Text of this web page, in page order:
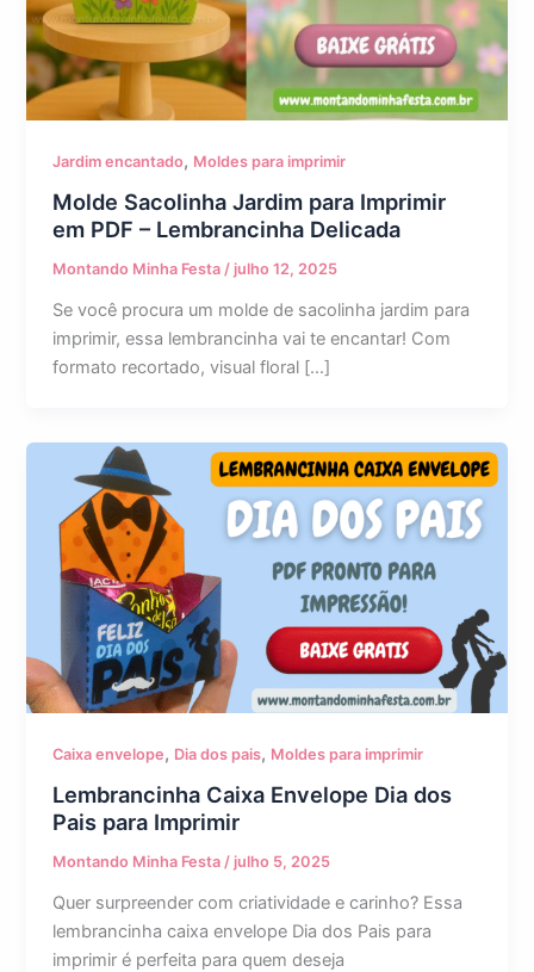
Jardim encantado, Moldes para imprimir
Molde Sacolinha Jardim para Imprimir
em PDF – Lembrancinha Delicada
Montando Minha Festa/ julho 12, 2025
Se você procura um molde de sacolinha jardim para
imprimir, essa lembrancinha vai te encantar! Com
formato recortado, visual floral […]
Caixa envelope, Dia dos pais, Moldes para imprimir
Lembrancinha Caixa Envelope Dia dos
Pais para Imprimir
Montando Minha Festa/ julho 5, 2025
Quer surpreender com criatividade e carinho? Essa
lembrancinha caixa envelope Dia dos Pais para
imprimir é perfeita para quem deseja